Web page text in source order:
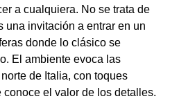
a cualquiera. No se trata de
una invitación a entrar en un
donde lo clásico se
El ambiente evoca las
de Italia, con toques
el valor de los detalles.